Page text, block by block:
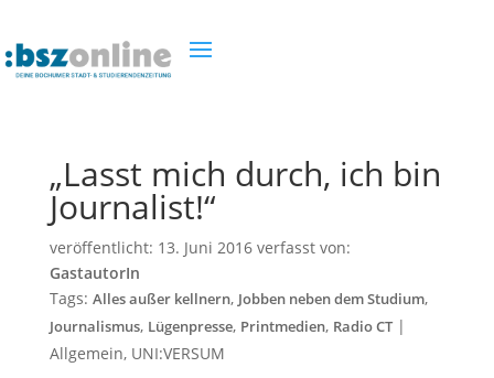
„Lasst mich durch, ich bin
Journalist!“
veröffentlicht: 13. Juni 2016verfasst von:
GastautorIn
Tags: Alles außer kellnern, Jobben neben dem Studium,
Journalismus, Lügenpresse, Printmedien, Radio CT|
Allgemein, UNI:VERSUM